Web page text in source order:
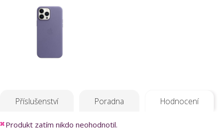
Příslušenství Poradna Hodnocení
Produkt zatím nikdo neohodnotil.